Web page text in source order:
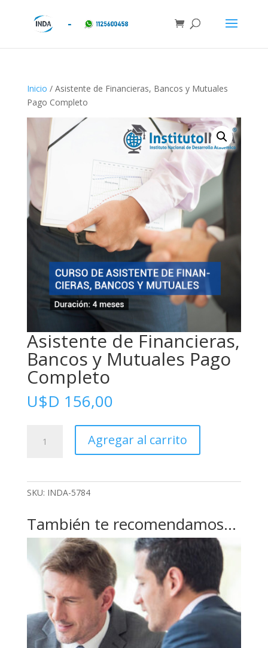
Inicio / Asistente de Financieras, Bancos y Mutuales
Pago Completo
Asistente de Financieras,
Bancos y Mutuales Pago
Completo
U$D 156,00
Completo
Agregar al carrito
SKU: INDA-5784
También te recomendamos…